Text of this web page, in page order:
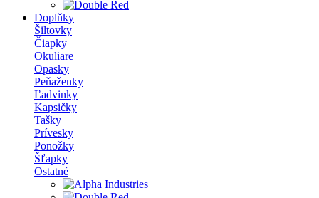
Doplňky
Šiltovky
Čiapky
Okuliare
Opasky
Peňaženky
Ľadvinky
Kapsičky
Tašky
Prívesky
Ponožky
Šľapky
Ostatné